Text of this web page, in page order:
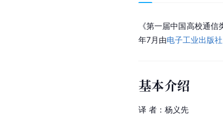
《第一届中国高校通
年7月由电子工业出版社
基本介绍
译 者：杨义先